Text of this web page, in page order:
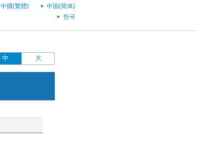
中國(繁體)
中国(简体)
한국
中 大